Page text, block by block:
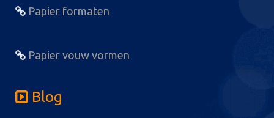
Papier formaten
Papier vouw vormen
Blog